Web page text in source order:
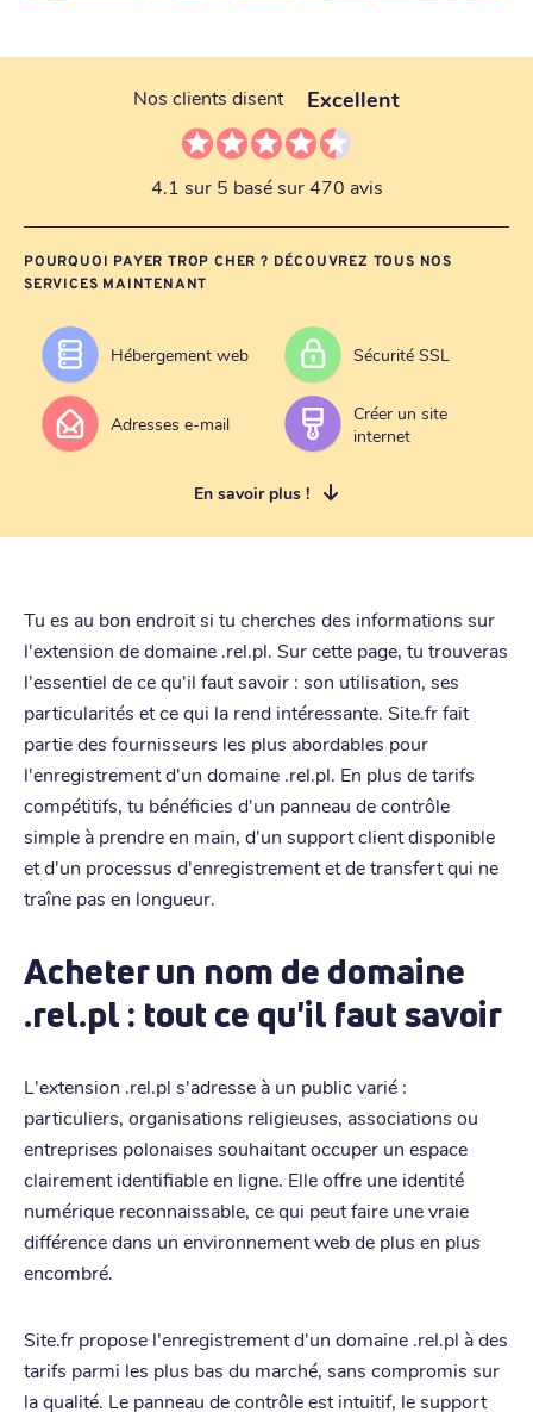
Nos clients disent Excellent
4.1 sur 5 basé sur 470 avis
POURQUOI PAYER TROP CHER ? DÉCOUVREZ TOUS NOS
SERVICES MAINTENANT
Hébergement web Sécurité SSL
Adresses e-mail
Créer un site
internet
En savoir plus !
Tu es au bon endroit si tu cherches des informations sur
l'extension de domaine .rel.pl. Sur cette page, tu trouveras
l'essentiel de ce qu'il faut savoir : son utilisation, ses
particularités et ce qui la rend intéressante. Site.fr fait
partie des fournisseurs les plus abordables pour
l'enregistrement d'un domaine .rel.pl. En plus de tarifs
compétitifs, tu bénéficies d'un panneau de contrôle
simple à prendre en main, d'un support client disponible
et d'un processus d'enregistrement et de transfert qui ne
traîne pas en longueur.
Acheter un nom de domaine
.rel.pl : tout ce qu'il faut savoir
L'extension .rel.pl s'adresse à un public varié :
particuliers, organisations religieuses, associations ou
entreprises polonaises souhaitant occuper un espace
clairement identifiable en ligne. Elle offre une identité
numérique reconnaissable, ce qui peut faire une vraie
différence dans un environnement web de plus en plus
encombré.
Site.fr propose l'enregistrement d'un domaine .rel.pl à des
tarifs parmi les plus bas du marché, sans compromis sur
la qualité. Le panneau de contrôle est intuitif, le support